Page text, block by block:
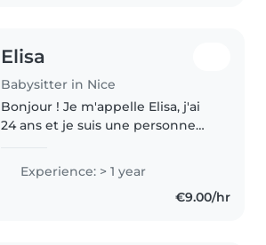
Elisa
Babysitter in Nice
Bonjour ! Je m'appelle Elisa, j'ai
24 ans et je suis une personne
responsable. J'ai passé un an aux
États-Unis en tant qu'au pair, où
Experience: > 1 year
€9.00/hr